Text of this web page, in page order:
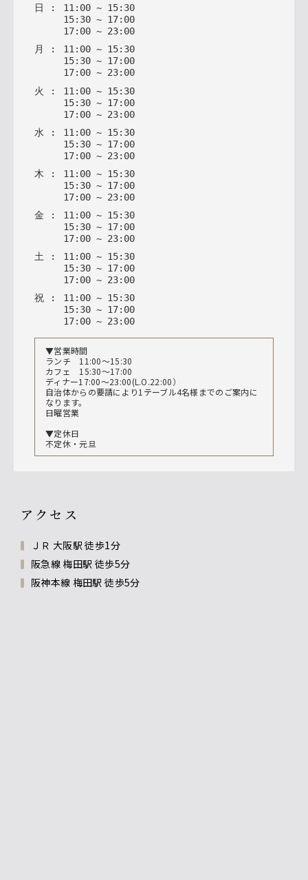
日 : 11 : 00 ~ 15: 30
15: 30 ~ 17: 00
17: 00 ~ 23: 00
月
: 11: 00 ~ 15: 30
15: 30 ~ 17: 00
17: 00 ~ 23: 00
火
: 11 : 00 ~ 15: 30
15: 30 ~ 17: 00
17: 00 ~ 23: 00
水 : 11 : 00 ~ 15: 30
15: 30 ~ 17: 00
17: 00 ~ 23: 00
木 : 11 : 00 ~ 15: 30
15: 30 ~ 17: 00
17: 00 ~ 23: 00
金 : 11 : 00 ~ 15: 30
15: 30 ~ 17: 00
17: 00 ~ 23: 00
土 : 11 : 00 ~ 15: 30
15: 30 ~ 17: 00
17: 00 ~ 23: 00
祝 : 11: 00 ~ 15: 30
15: 30 ~ 17: 00
17: 00 ~ 23: 00
▼営業時間
ランチ 11:00～15:30
カフェ 15:30〜17:00
ディナー17:00〜23:00(L.O.22:00）
自治体からの要請により1テーブル4名様までのご案内に
なります。
日曜営業
▼定休日
不定休・元旦
アクセス
ＪＲ 大阪駅 徒歩1分
阪急線 梅田駅 徒歩5分
阪神本線 梅田駅 徒歩5分